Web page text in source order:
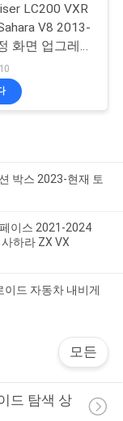
LC200 VXR
V8 2013-
화면 업그레이
Android 13 멀
디오 인터페
CarPlay,
박스 2023-현재 토
이스 2021-2024
하라 ZX VX
드 자동차 내비게
모든
드 탐색 상